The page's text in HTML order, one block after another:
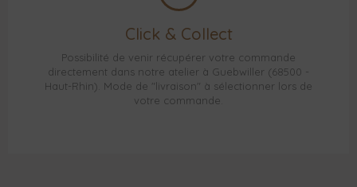
Click & Collect
Possibilité de venir récupérer votre commande
directement dans notre atelier à Guebwiller (68500 -
Haut-Rhin). Mode de "livraison" à sélectionner lors de
votre commande.